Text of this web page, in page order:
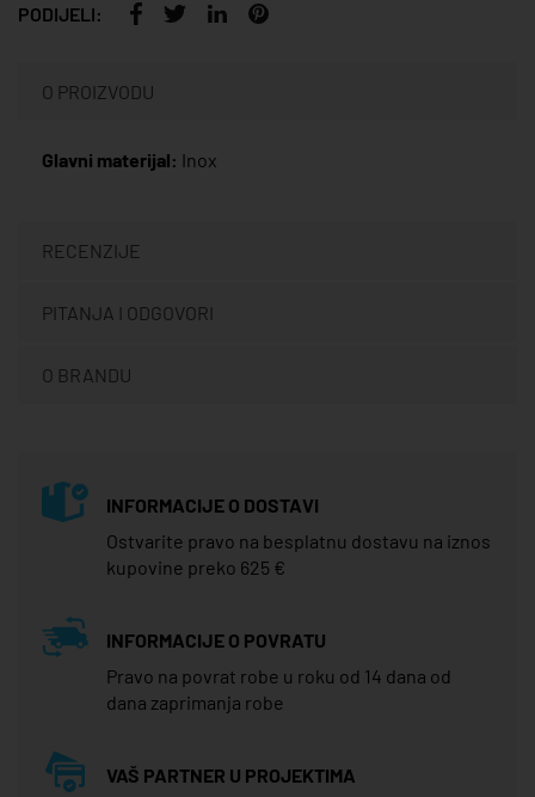
PODIJELI:
O PROIZVODU
Glavni materijal: Inox
RECENZIJE
PITANJA I ODGOVORI
O BRANDU
INFORMACIJE O DOSTAVI
Ostvarite pravo na besplatnu dostavu na iznos
kupovine preko 625 €
INFORMACIJE O POVRATU
Pravo na povrat robe u roku od 14 dana od
dana zaprimanja robe
VAŠ PARTNER U PROJEKTIMA